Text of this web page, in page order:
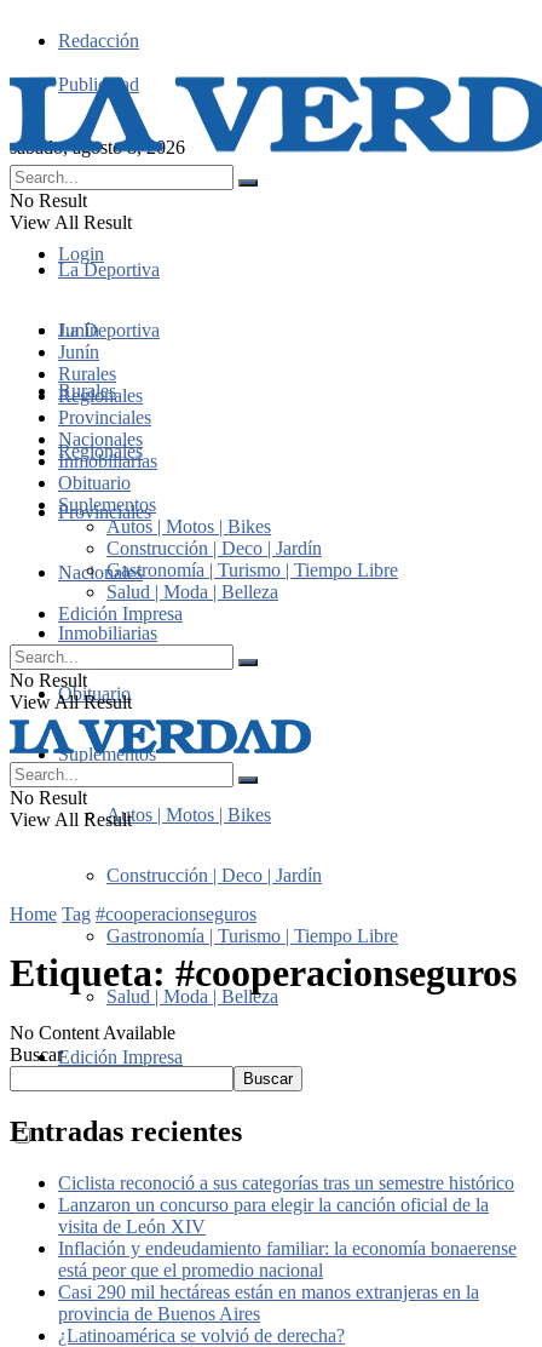
Redacción
Publicidad
sábado, agosto 8, 2026
Login
No Result
View All Result
La Deportiva
Junín
Rurales
Regionales
Provinciales
Nacionales
Inmobiliarias
Obituario
Suplementos
Autos | Motos | Bikes
Construcción | Deco | Jardín
Gastronomía | Turismo | Tiempo Libre
Salud | Moda | Belleza
Edición Impresa
La Deportiva
Junín
Rurales
Regionales
Provinciales
Nacionales
Inmobiliarias
Obituario
Suplementos
Autos | Motos | Bikes
Construcción | Deco | Jardín
Gastronomía | Turismo | Tiempo Libre
Salud | Moda | Belleza
Edición Impresa
No Result
View All Result
No Result
View All Result
Home Tag #cooperacionseguros
Etiqueta: #cooperacionseguros
No Content Available
Buscar
Buscar
Entradas recientes
Ciclista reconoció a sus categorías tras un semestre histórico
Lanzaron un concurso para elegir la canción oficial de la
visita de León XIV
Inflación y endeudamiento familiar: la economía bonaerense
está peor que el promedio nacional
Casi 290 mil hectáreas están en manos extranjeras en la
provincia de Buenos Aires
¿Latinoamérica se volvió de derecha?